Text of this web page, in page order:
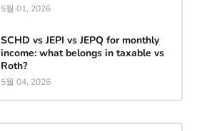
5월 01, 2026
SCHD vs JEPI vs JEPQ for monthly
income: what belongs in taxable vs
Roth?
5월 04, 2026